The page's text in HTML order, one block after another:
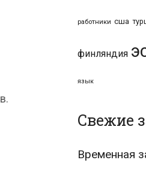
работники сша
финляндия
язык
Свежие
Временная